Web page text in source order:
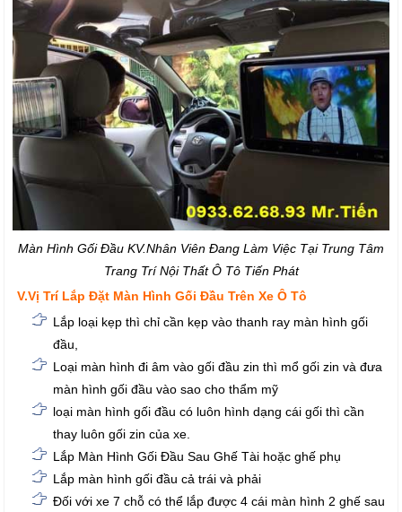
Màn Hình Gối Đầu KV.Nhân Viên Đang Làm Việc Tại Trung Tâm
Trang Trí Nội Thất Ô Tô Tiến Phát
V.Vị Trí Lắp Đặt Màn Hình Gối Đầu Trên Xe Ô Tô
Lắp loại kẹp thì chỉ cần kẹp vào thanh ray màn hình gối
đầu,
Loại màn hình đi âm vào gối đầu zin thì mổ gối zin và đưa
màn hình gối đầu vào sao cho thẩm mỹ
loại màn hình gối đầu có luôn hình dạng cái gối thì cần
thay luôn gối zin của xe.
Lắp Màn Hình Gối Đầu Sau Ghế Tài hoặc ghế phụ
Lắp màn hình gối đầu cả trái và phải
Đối với xe 7 chỗ có thể lắp được 4 cái màn hình 2 ghế sau